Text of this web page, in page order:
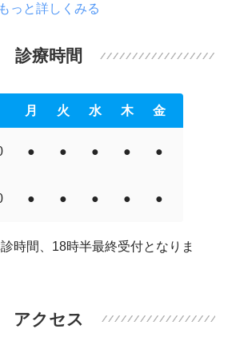
もっと詳しくみる
診療時間
月 火 水 木 金
● ● ● ● ●
● ● ● ● ●
間、18時半最終受付となりま
アクセス